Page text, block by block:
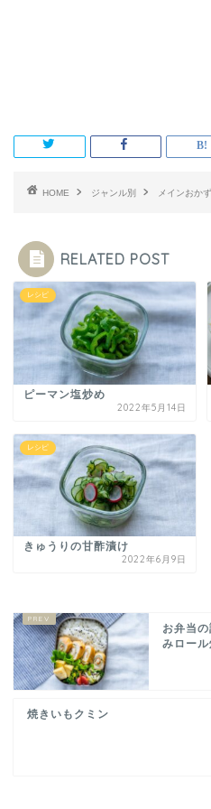
HOME ジャンル別 メインおかず
RELATED POST
レシピ
ピーマン塩炒め
2022年5月14日
レシピ
きゅうりの甘酢漬け
2022年6月9日
お弁当
みロール
焼きいもクミン